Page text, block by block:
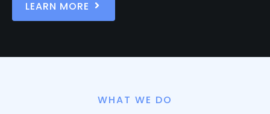
LEARN MORE
WHAT WE DO